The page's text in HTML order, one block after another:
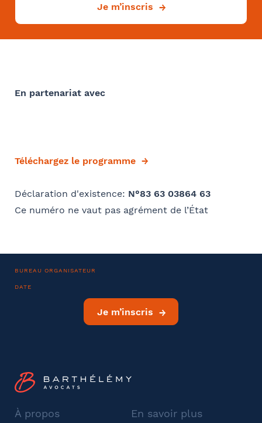
Je m’inscris
En partenariat avec
Téléchargez le programme
Déclaration d'existence: N°83 63 03864 63
Ce numéro ne vaut pas agrément de l’État
BUREAU ORGANISATEUR
DATE
Je m’inscris
À propos En savoir plus
Oui
Si oui dans quelle ville ?- FACULTATIF
Adresse
Code postal
Téléphone
Se